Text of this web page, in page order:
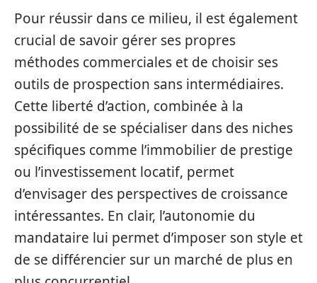
Pour réussir dans ce milieu, il est également
crucial de savoir gérer ses propres
méthodes commerciales et de choisir ses
outils de prospection sans intermédiaires.
Cette liberté d’action, combinée à la
possibilité de se spécialiser dans des niches
spécifiques comme l’immobilier de prestige
ou l’investissement locatif, permet
d’envisager des perspectives de croissance
intéressantes. En clair, l’autonomie du
mandataire lui permet d’imposer son style et
de se différencier sur un marché de plus en